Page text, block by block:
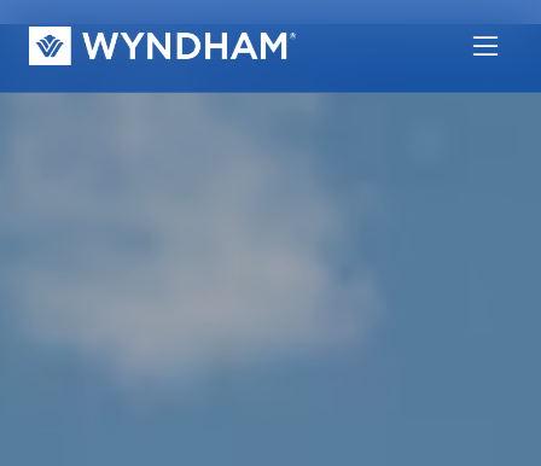
Hotel Wyndham Mérida -